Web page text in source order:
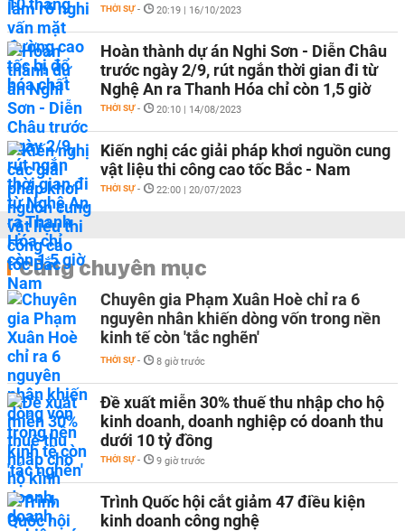
THỜI SỰ - 20:19 | 16/10/2023
Hoàn thành dự án Nghi Sơn - Diễn Châu
trước ngày 2/9, rút ngắn thời gian đi từ
Nghệ An ra Thanh Hóa chỉ còn 1,5 giờ
THỜI SỰ - 20:10 | 14/08/2023
Kiến nghị các giải pháp khơi nguồn cung
vật liệu thi công cao tốc Bắc - Nam
THỜI SỰ - 22:00 | 20/07/2023
Cùng chuyên mục
Chuyên gia Phạm Xuân Hoè chỉ ra 6
nguyên nhân khiến dòng vốn trong nền
kinh tế còn 'tắc nghẽn'
THỜI SỰ - 8 giờ trước
Đề xuất miễn 30% thuế thu nhập cho hộ
kinh doanh, doanh nghiệp có doanh thu
dưới 10 tỷ đồng
THỜI SỰ - 9 giờ trước
Trình Quốc hội cắt giảm 47 điều kiện
kinh doanh công nghệ